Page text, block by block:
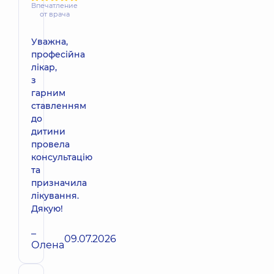
Впечатление
от врача
Уважна,
професійна
лікар,
з
гарним
ставленням
до
дитини
провела
консультацію
та
призначила
лікування.
Дякую!
–
Олена09.07.2026